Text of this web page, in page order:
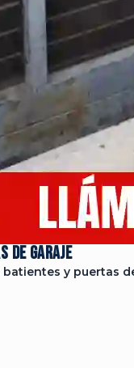
de garaje
y puertas